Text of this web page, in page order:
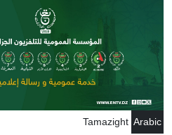
تجاوز إلى المحتوى الرئيسي
Arabic
Tamazight